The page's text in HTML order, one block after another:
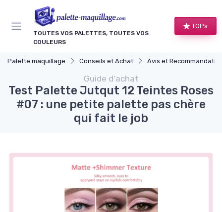
TOUTES VOS PALETTES, TOUTES VOS
COULEURS
TOPs
Palette maquillage Conseils et Achat Avis et Recommandations de
Guide d'achat
Test Palette Jutqut 12 Teintes Roses
#07 : une petite palette pas chère
qui fait le job
Panneau de gestion des cookies